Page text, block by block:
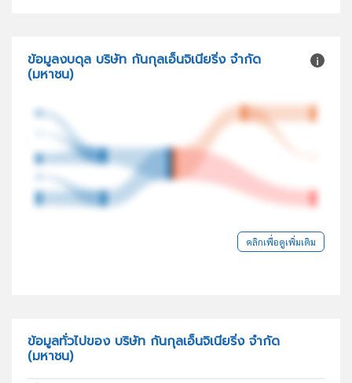
ข้อมูลงบดุล บริษัท กันกุลเอ็นจิเนียริ่ง จำกัด
(มหาชน)
คลิกเพื่อดูเพิ่มเติม
ข้อมูลทั่วไปของ บริษัท กันกุลเอ็นจิเนียริ่ง จำกัด
(มหาชน)